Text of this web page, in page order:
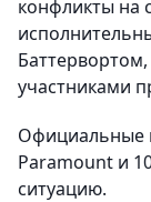
конфликты на
участниками
Официальные
Paramount и
ситуацию.